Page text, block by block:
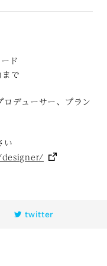
ド
で
ロデューサー、プラン
い
twitter